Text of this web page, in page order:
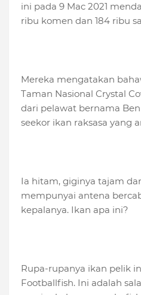
ini pada 9 Mac 2021
ribu komen dan 184 ribu
Mereka mengatakan
Taman Nasional Crystal
dari pelawat bernama
seekor ikan raksasa yang
Ia hitam, giginya tajam
mempunyai antena
kepalanya. Ikan apa ini?
Rupa-rupanya ikan pelik
Footballfish. Ini adalah